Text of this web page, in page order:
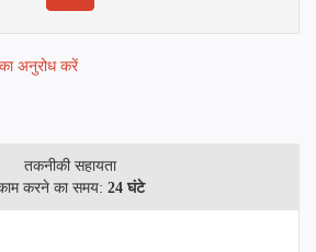
अनुरोध करें
तकनीकी सहायता
करने का समय: 24 घंटे